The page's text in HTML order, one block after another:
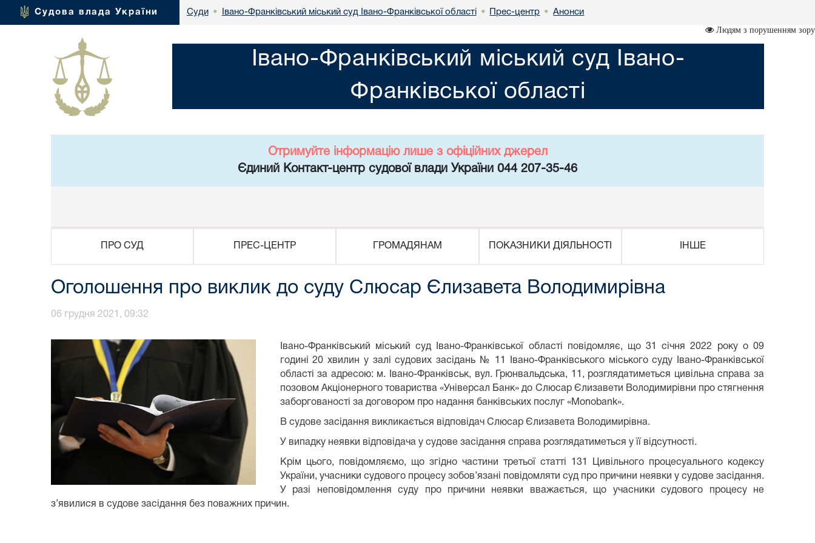
Судова влада України Суди • Івано-Франківський міський суд Івано-Франківської області • Прес-центр • Анонси
Людям з порушенням зору
Івано-Франківський міський суд Івано-
Франківської області
Отримуйте інформацію лише з офіційних джерел
Єдиний Контакт-центр судової влади України 044 207-35-46
ПРО СУД ПРЕС-ЦЕНТР ГРОМАДЯНАМ ПОКАЗНИКИ ДІЯЛЬНОСТІ ІНШЕ
Оголошення про виклик до суду Слюсар Єлизавета Володимирівна
06 грудня 2021, 09:32
Івано-Франківський міський суд Івано-Франківської області повідомляє, що 31 січня 2022 року о 09
годині 20 хвилин у залі судових засідань № 11 Івано-Франківського міського суду Івано-Франківської
області за адресою: м. Івано-Франківськ, вул. Грюнвальдська, 11, розглядатиметься цивільна справа за
позовом Акціонерного товариства «Універсал Банк» до Слюсар Єлизавети Володимирівни про стягнення
заборгованості за договором про надання банківських послуг «Monobank».
В судове засідання викликається відповідач Слюсар Єлизавета Володимирівна.
У випадку неявки відповідача у судове засідання справа розглядатиметься у її відсутності.
Крім цього, повідомляємо, що згідно частини третьої статті 131 Цивільного процесуального кодексу
України, учасники судового процесу зобов’язані повідомляти суд про причини неявки у судове засідання.
У разі неповідомлення суду про причини неявки вважається, що учасники судового процесу не
з’явилися в судове засідання без поважних причин.